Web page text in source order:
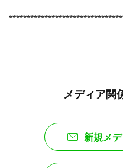
メディア関
新規メ